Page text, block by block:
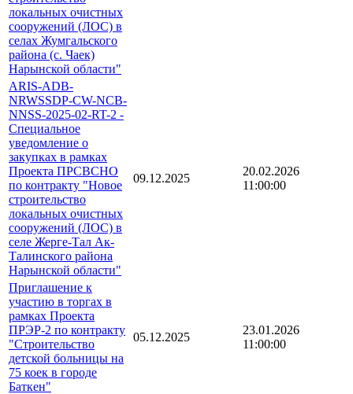
локальных очистных
сооружений (ЛОС) в
селах Жумгальского
района (с. Чаек)
Нарынской области"
ARIS-ADB-
NRWSSDP-CW-NCB-
NNSS-2025-02-RT-2 -
Специальное
уведомление о
закупках в рамках
Проекта ПРСВСНО
по контракту "Новое
строительство
локальных очистных
сооружений (ЛОС) в
селе Жерге-Тал Ак-
Талинского района
Нарынской области"
09.12.2025
20.02.2026
11:00:00
Приглашение к
участию в торгах в
рамках Проекта
ПРЭР-2 по контракту
"Строительство
детской больницы на
75 коек в городе
Баткен"
05.12.2025
23.01.2026
11:00:00